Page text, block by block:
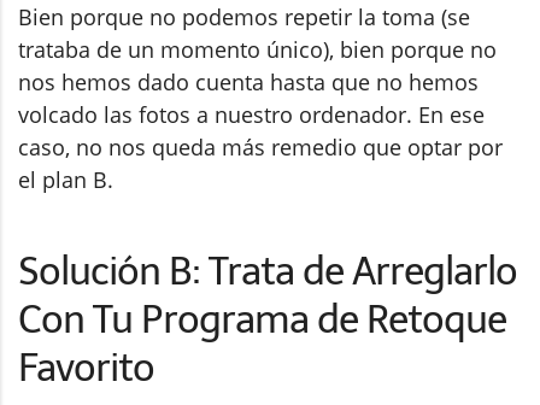
Bien porque no podemos repetir la toma (se
trataba de un momento único), bien porque no
nos hemos dado cuenta hasta que no hemos
volcado las fotos a nuestro ordenador. En ese
caso, no nos queda más remedio que optar por
el plan B.
Solución B: Trata de Arreglarlo
Con Tu Programa de Retoque
Favorito